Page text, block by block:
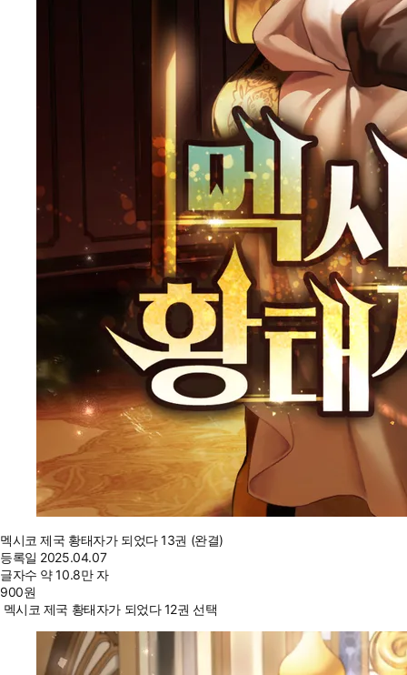
멕시코 제국 황태자가 되었다 13권 (완결)
등록일 2025.04.07
글자수 약 10.8만 자
900원
멕시코 제국 황태자가 되었다 12권 선택